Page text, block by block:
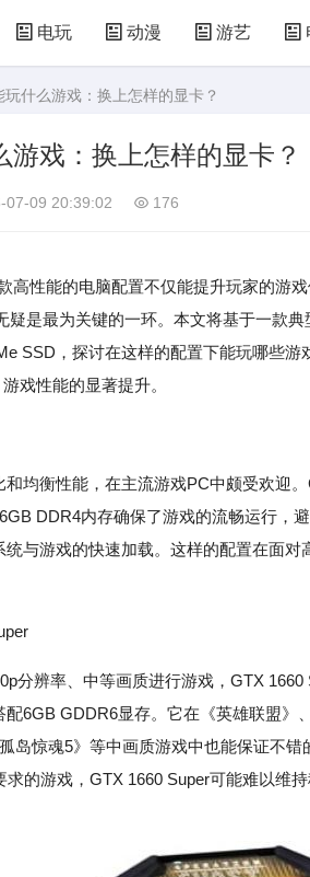
电玩 动漫 游艺
娃娃机 儿童游戏
什么游戏：换上怎样的显卡？
戏：换上怎样的显卡？
07-09 20:39:02 176
高性能的电脑配置不仅能提升玩家的游
疑是最为关键的一环。本文将基于一款
SSD，探讨在这样的配置下能玩哪些游
戏性能的显著提升。
均衡性能，在主流游戏PC中颇受欢迎
DDR4内存确保了游戏的流畅运行，
与游戏的快速加载。这样的配置在面
分辨率、中等画质进行游戏，GTX
6GB GDDR6显存。它在《英雄联盟》
岛惊魂5》等中画质游戏中也能保证不
的游戏，GTX 1660 Super可能难以维持